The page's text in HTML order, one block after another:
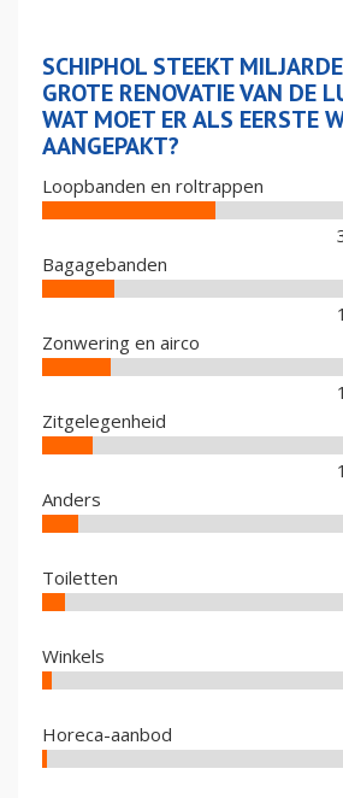
SCHIPHOL STEEKT
GROTE RENOVATIE VAN DE
WAT MOET ER ALS EERSTE
AANGEPAKT?
Loopbanden en roltrappen
Bagagebanden
Zonwering en airco
Zitgelegenheid
Anders
Toiletten
Winkels
Horeca-aanbod